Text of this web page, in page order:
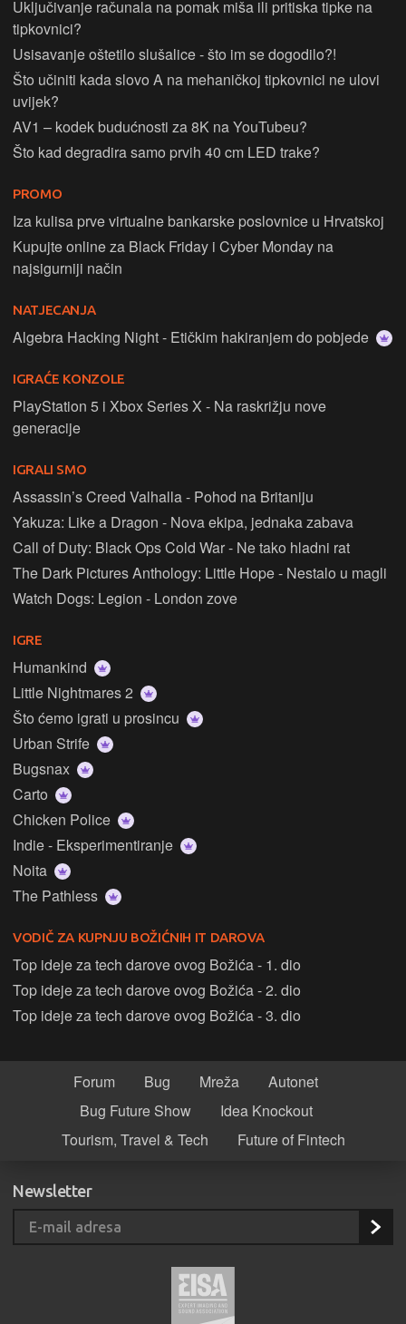
Uključivanje računala na pomak miša ili pritiska tipke na
tipkovnici?
Usisavanje oštetilo slušalice - što im se dogodilo?!
Što učiniti kada slovo A na mehaničkoj tipkovnici ne ulovi
uvijek?
AV1 – kodek budućnosti za 8K na YouTubeu?
Što kad degradira samo prvih 40 cm LED trake?
PROMO
Iza kulisa prve virtualne bankarske poslovnice u Hrvatskoj
Kupujte online za Black Friday i Cyber Monday na
najsigurniji način
NATJECANJA
Algebra Hacking Night - Etičkim hakiranjem do pobjede
IGRAĆE KONZOLE
PlayStation 5 i Xbox Series X - Na raskrižju nove
generacije
IGRALI SMO
Assassin’s Creed Valhalla - Pohod na Britaniju
Yakuza: Like a Dragon - Nova ekipa, jednaka zabava
Call of Duty: Black Ops Cold War - Ne tako hladni rat
The Dark Pictures Anthology: Little Hope - Nestalo u magli
Watch Dogs: Legion - London zove
IGRE
Humankind
Little Nightmares 2
Što ćemo igrati u prosincu
Urban Strife
Bugsnax
Carto
Chicken Police
Indie - Eksperimentiranje
Noita
The Pathless
VODIČ ZA KUPNJU BOŽIĆNIH IT DAROVA
Top ideje za tech darove ovog Božića - 1. dio
Top ideje za tech darove ovog Božića - 2. dio
Top ideje za tech darove ovog Božića - 3. dio
Forum Bug Mreža
Autonet
Bug Future Show
Idea Knockout
Tourism, Travel & Tech
Future of Fintech
Newsletter